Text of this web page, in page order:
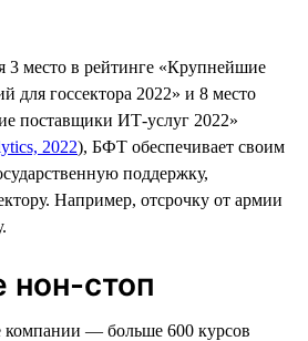
3 место в рейтинге «Крупнейшие
госсектора 2022» и 8 место
поставщики ИТ-услуг 2022»
2022), БФТ обеспечивает своим
поддержку,
Например, отсрочку от армии
нон-стоп
компании — больше 600 курсов